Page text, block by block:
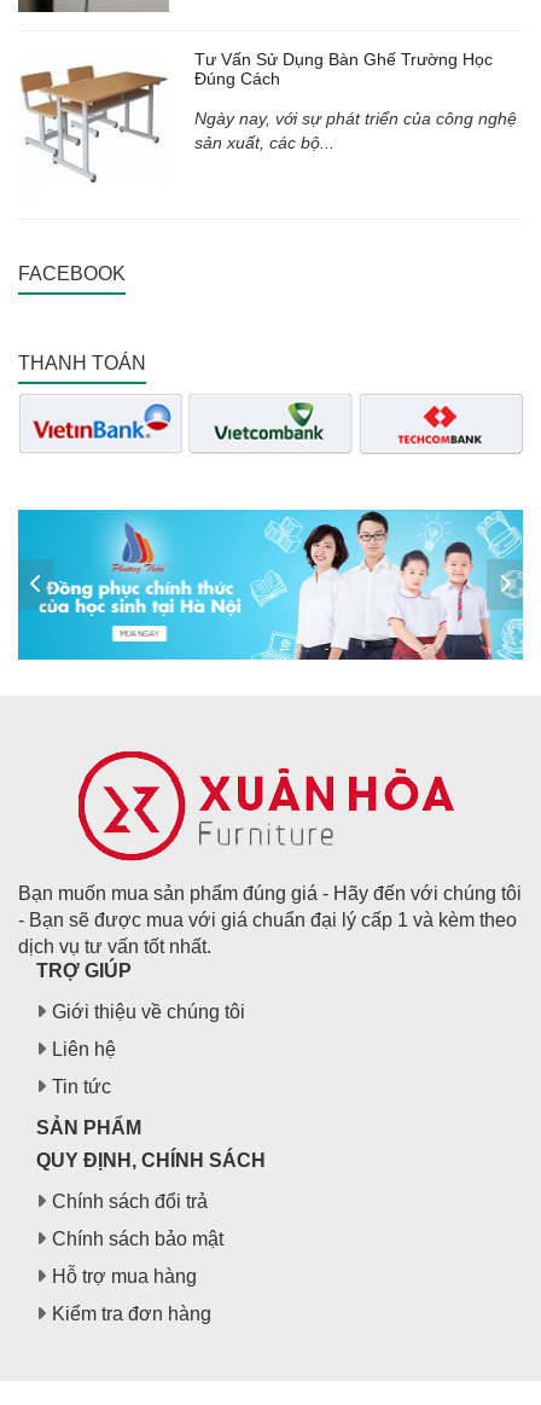
Tư Vấn Sử Dụng Bàn Ghế Trường Học
Đúng Cách
Ngày nay, với sự phát triển của công nghệ
sản xuất, các bộ...
FACEBOOK
THANH TOÁN
Bạn muốn mua sản phẩm đúng giá - Hãy đến với chúng tôi
- Bạn sẽ được mua với giá chuẩn đại lý cấp 1 và kèm theo
dịch vụ tư vấn tốt nhất.
TRỢ GIÚP
Giới thiệu về chúng tôi
Liên hệ
Tin tức
SẢN PHẨM
QUY ĐỊNH, CHÍNH SÁCH
Chính sách đổi trả
Chính sách bảo mật
Hỗ trợ mua hàng
Kiểm tra đơn hàng